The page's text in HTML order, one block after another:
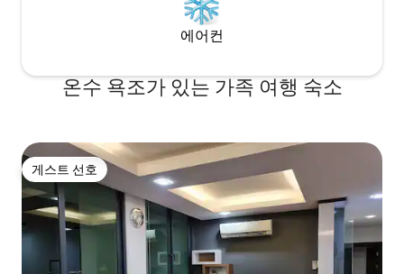
에어컨
온수 욕조가 있는 가족 여행 숙소
게스트 선호
게스트 선호